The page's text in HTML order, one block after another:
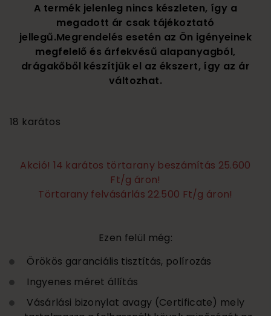
A termék jelenleg nincs készleten, így a
megadott ár csak tájékoztató
jellegű.Megrendelés esetén az Ön igényeinek
megfelelő és árfekvésű alapanyagból,
drágakőből készítjük el az ékszert, így az ár
változhat.
18 karátos
Akció! 14 karátos törtarany beszámítás 25.600
Ft/g áron!
Törtarany felvásárlás 22.500 Ft/g áron!
Ezen felül még:
Örökös garanciális tisztítás, polírozás
Ingyenes méret állítás
Vásárlási bizonylat avagy (Certificate) mely